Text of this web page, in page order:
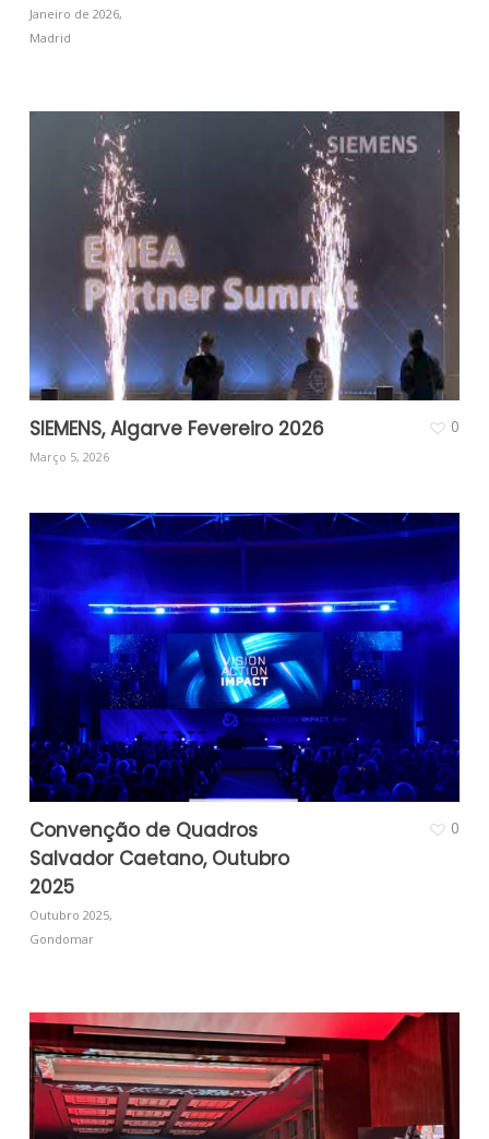
Janeiro de 2026,
Madrid
SIEMENS, Algarve Fevereiro 2026
Março 5, 2026
0
Convenção de Quadros
Salvador Caetano, Outubro
2025
Outubro 2025,
Gondomar
0